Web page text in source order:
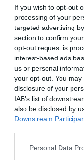
If you wish to opt-out
processing of your
targeted advertising
section to confirm
opt-out request is
interest-based ads
us or personal
your opt-out. You
disclosure of your
IAB’s list of
also be disclosed by
Downstream
Please note that this
Personal Data
arrivare proprio
In conclusione,
rappresenta una
della mobilità
ma richiede un
paradigma.
diventare un faro
guida autonoma,
affrontare le
creatività.